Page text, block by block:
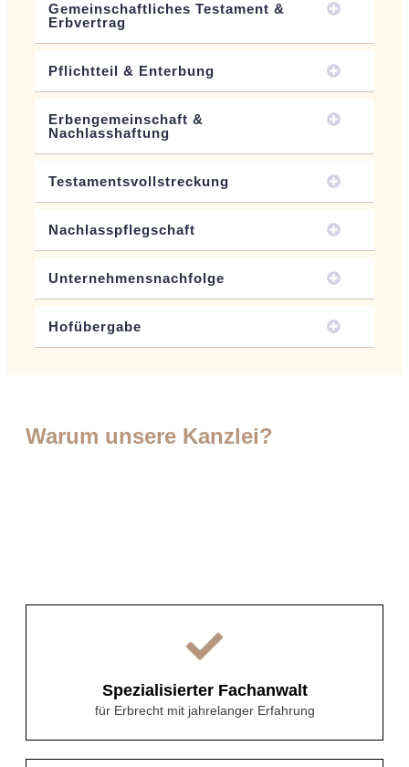
Gemeinschaftliches Testament &
Erbvertrag
Pflichtteil & Enterbung
Erbengemeinschaft &
Nachlasshaftung
Testamentsvollstreckung
Nachlasspflegschaft
Unternehmensnachfolge
Hofübergabe
Warum unsere Kanzlei?
Spezialisierter Fachanwalt
für Erbrecht mit jahrelanger Erfahrung